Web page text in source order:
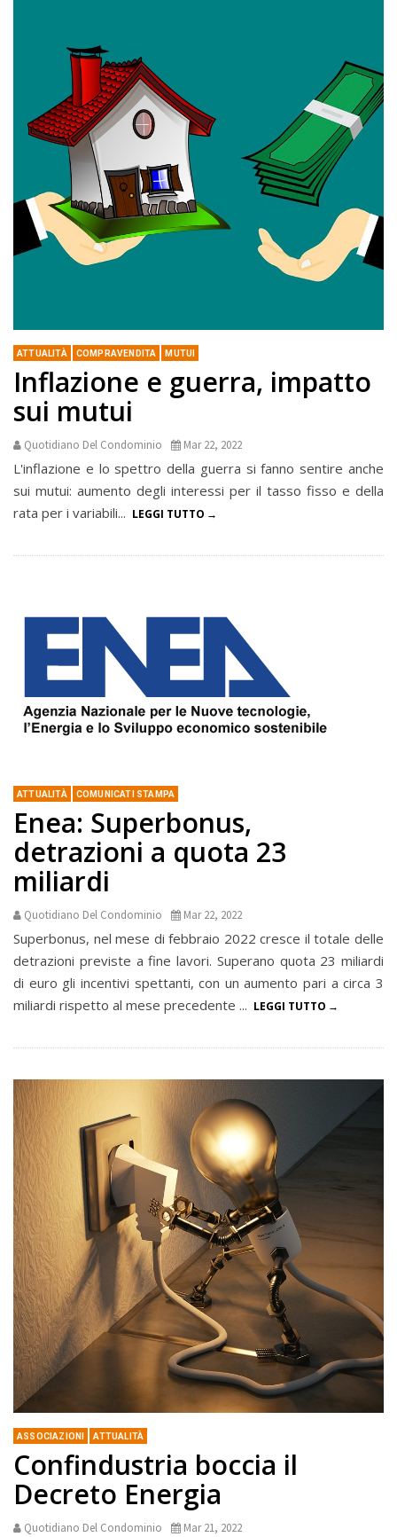
ATTUALITÀ COMPRAVENDITA MUTUI
Inflazione e guerra, impatto
sui mutui
Quotidiano Del Condominio Mar 22, 2022
L'inflazione e lo spettro della guerra si fanno sentire anche
sui mutui: aumento degli interessi per il tasso fisso e della
rata per i variabili... LEGGI TUTTO
ATTUALITÀ COMUNICATI STAMPA
Enea: Superbonus,
detrazioni a quota 23
miliardi
Quotidiano Del Condominio Mar 22, 2022
Superbonus, nel mese di febbraio 2022 cresce il totale delle
detrazioni previste a fine lavori. Superano quota 23 miliardi
di euro gli incentivi spettanti, con un aumento pari a circa 3
miliardi rispetto al mese precedente ... LEGGI TUTTO
ASSOCIAZIONI ATTUALITÀ
Confindustria boccia il
Decreto Energia
Quotidiano Del Condominio Mar 21, 2022